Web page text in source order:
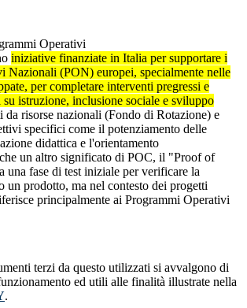
Operativi
iniziative finanziate in Italia per supportare i
Nazionali (PON) europei, specialmente nelle
per completare interventi pregressi e
istruzione, inclusione sociale e sviluppo
da risorse nazionali (Fondo di Rotazione) e
specifici come il potenziamento delle
didattica e l'orientamento
un altro significato di POC, il "Proof of
una fase di test iniziale per verificare la
un prodotto, ma nel contesto dei progetti
principalmente ai Programmi Operativi
terzi da questo utilizzati si avvalgono di
ed utili alle finalità illustrate nella
.